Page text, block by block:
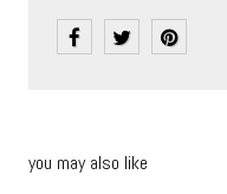
you may also like